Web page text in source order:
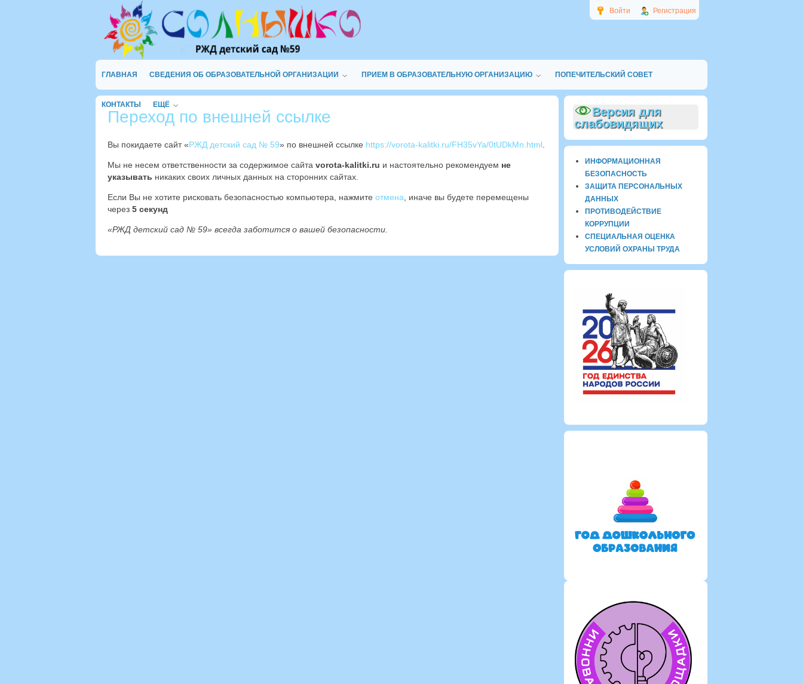
Войти Регистрация
ГЛАВНАЯ СВЕДЕНИЯ ОБ ОБРАЗОВАТЕЛЬНОЙ ОРГАНИЗАЦИИ ПРИЕМ В ОБРАЗОВАТЕЛЬНУЮ ОРГАНИЗАЦИЮ ПОПЕЧИТЕЛЬСКИЙ СОВЕТ
КОНТАКТЫ ЕЩЁ
Переход по внешней ссылке
Вы покидаете сайт «РЖД детский сад № 59» по внешней ссылке https://vorota-kalitki.ru/FH35vYa/0tUDkMn.html
Мы не несем ответственности за содержимое сайта vorota-kalitki.ru и настоятельно рекомендуем не
указывать никаких своих личных данных на сторонних сайтах.
Если Вы не хотите рисковать безопасностью компьютера, нажмите отмена , иначе вы будете перемещены
через 4 секунд
«РЖД детский сад № 59» всегда заботится о вашей безопасности.
Версия для
слабовидящих
ИНФОРМАЦИОННАЯ
БЕЗОПАСНОСТЬ
ЗАЩИТА ПЕРСОНАЛЬНЫХ
ДАННЫХ
ПРОТИВОДЕЙСТВИЕ
КОРРУПЦИИ
СПЕЦИАЛЬНАЯ ОЦЕНКА
УСЛОВИЙ ОХРАНЫ ТРУДА